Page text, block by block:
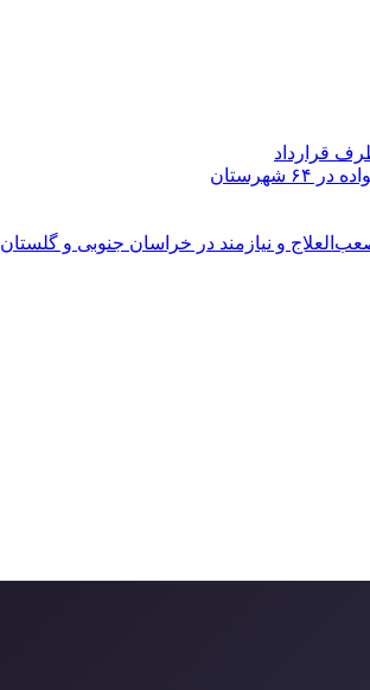
قرارداد
و نیازمند در خراسان جنوبی و گلستان